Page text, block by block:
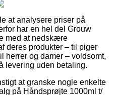
at analysere priser på
har en hel del Grouw
med at nedskære
deres produkter – til piger
herrer og damer – voldsomt,
levering uden betaling.
at granske nogle enkelte
på Håndsprøjte 1000ml t/